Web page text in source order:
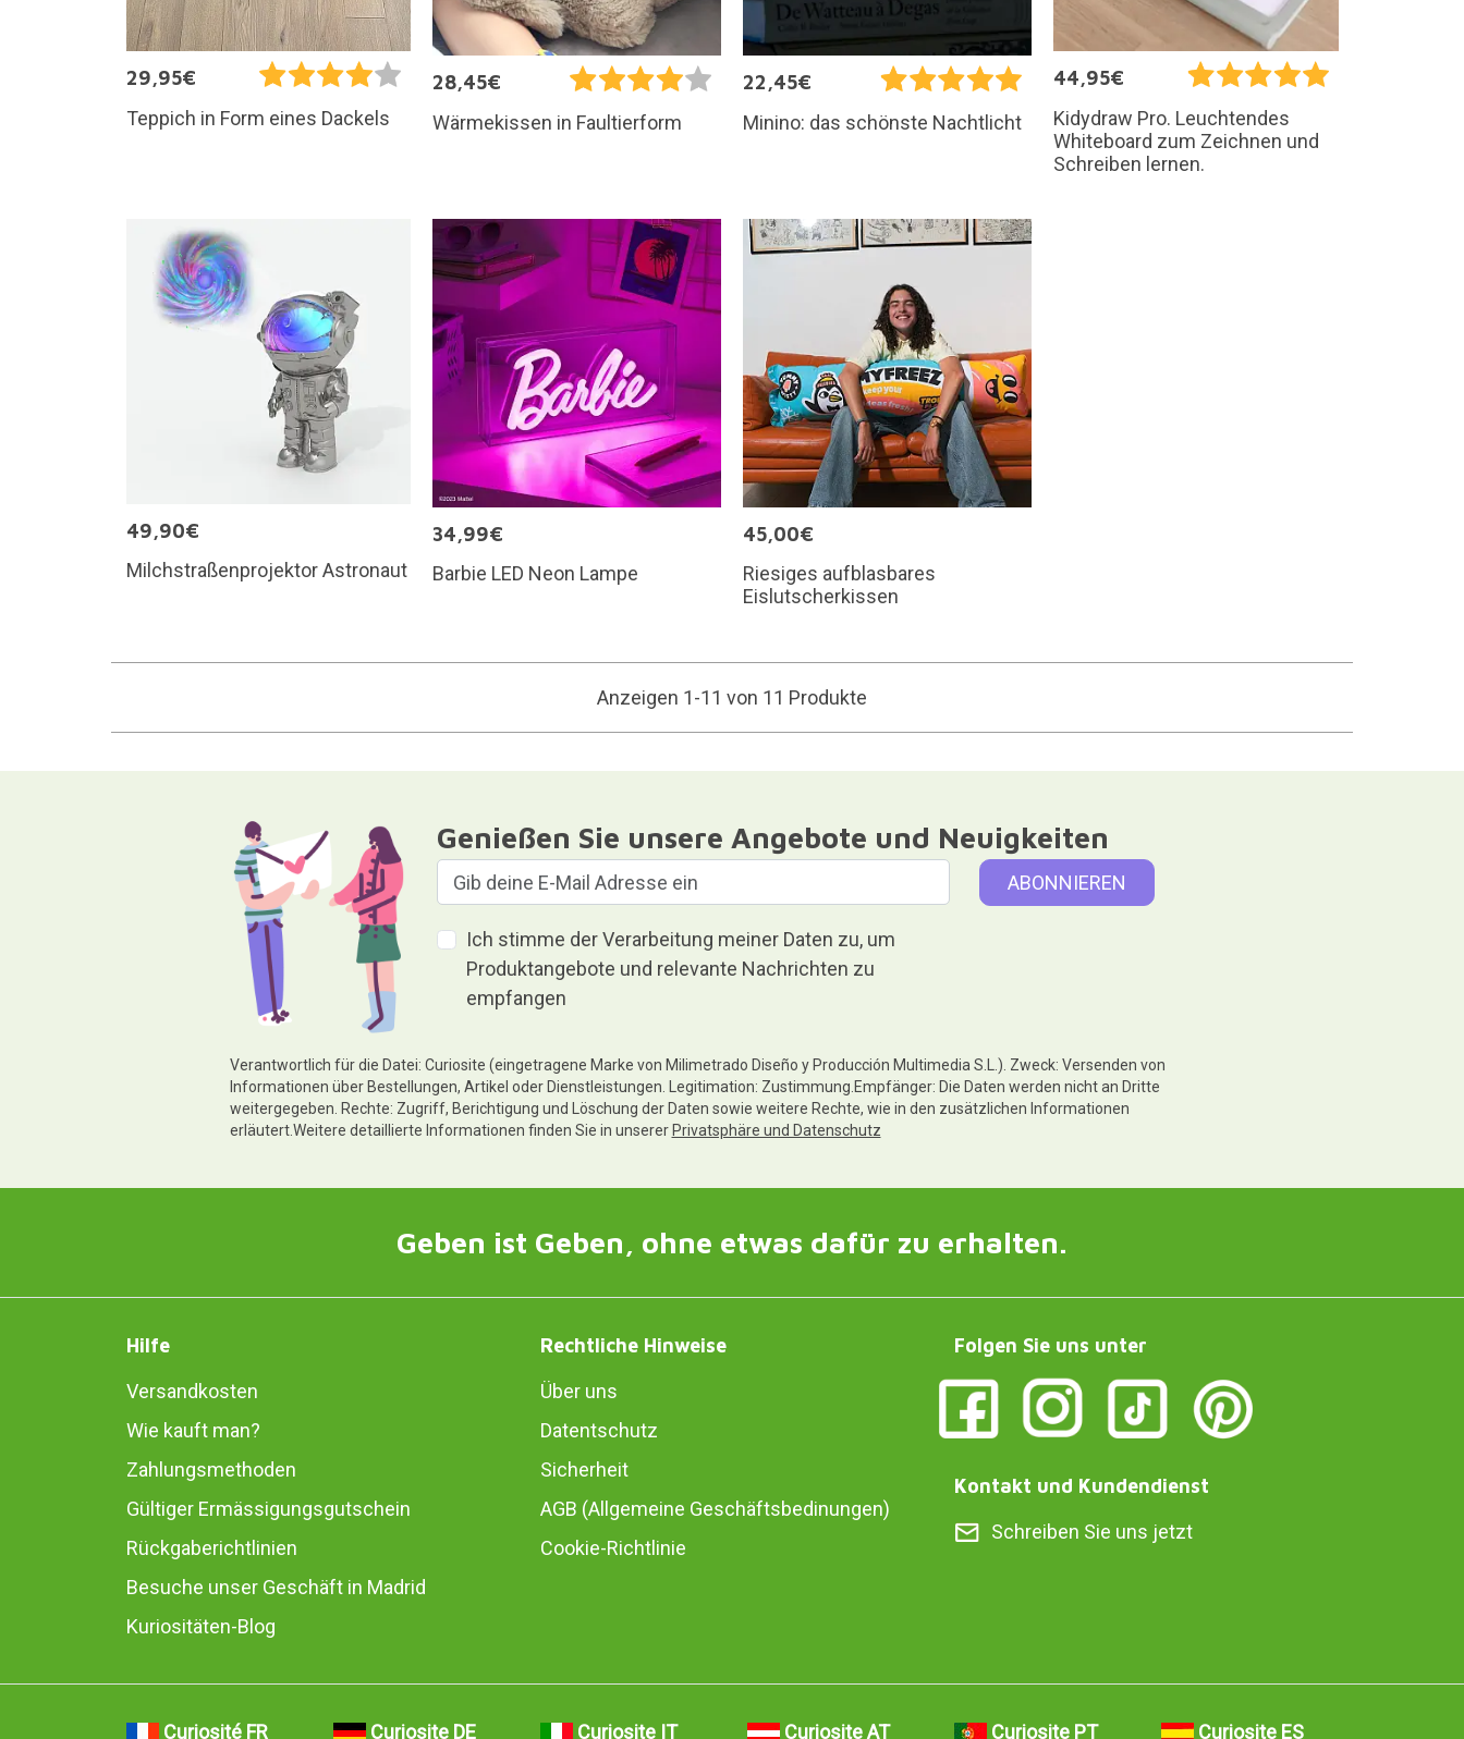
29,95€
Teppich in Form eines Dackels
28,45€
Wärmekissen in Faultierform
22,45€
Minino: das schönste Nachtlicht
44,95€
Kidydraw Pro. Leuchtendes
Whiteboard zum Zeichnen und
Schreiben lernen.
49,90€
Milchstraßenprojektor Astronaut
34,99€
Barbie LED Neon Lampe
45,00€
Riesiges aufblasbares
Eislutscherkissen
Anzeigen 1-11 von 11 Produkte
Genießen Sie unsere Angebote und Neuigkeiten
Ich stimme der Verarbeitung meiner Daten zu, um
Produktangebote und relevante Nachrichten zu
empfangen
Verantwortlich für die Datei: Curiosite (eingetragene Marke von Milimetrado Diseño y Producción Multimedia S.L.). Zweck: Versenden von
Informationen über Bestellungen, Artikel oder Dienstleistungen. Legitimation: Zustimmung.Empfänger: Die Daten werden nicht an Dritte
weitergegeben. Rechte: Zugriff, Berichtigung und Löschung der Daten sowie weitere Rechte, wie in den zusätzlichen Informationen
erläutert.Weitere detaillierte Informationen finden Sie in unsererPrivatsphäre und Datenschutz
Geben ist Geben, ohne etwas dafür zu erhalten.
Hilfe
Versandkosten
Wie kauft man?
Zahlungsmethoden
Gültiger Ermässigungsgutschein
Rückgaberichtlinien
Besuche unser Geschäft in Madrid
Kuriositäten-Blog
Rechtliche Hinweise
Über uns
Datentschutz
Sicherheit
AGB (Allgemeine Geschäftsbedinungen)
Cookie-Richtlinie
Folgen Sie uns unter
Kontakt und Kundendienst
Schreiben Sie uns jetzt
Curiosité FR Curiosite DE Curiosite IT Curiosite AT Curiosite PT Curiosite ES